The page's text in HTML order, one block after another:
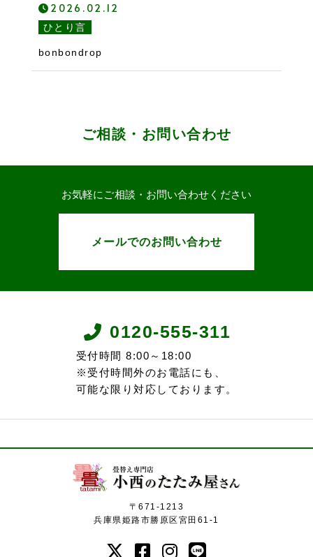
2026.02.12
ひとり言
bonbondrop
ご相談・お問い合わせ
お気軽にご相談・お問い合わせください
メールでのお問い合わせ
0120-555-311
受付時間 8:00～18:00
※受付時間外のお電話にも、
可能な限り対応しております。
〒671-1213
兵庫県姫路市勝原区宮田61-1